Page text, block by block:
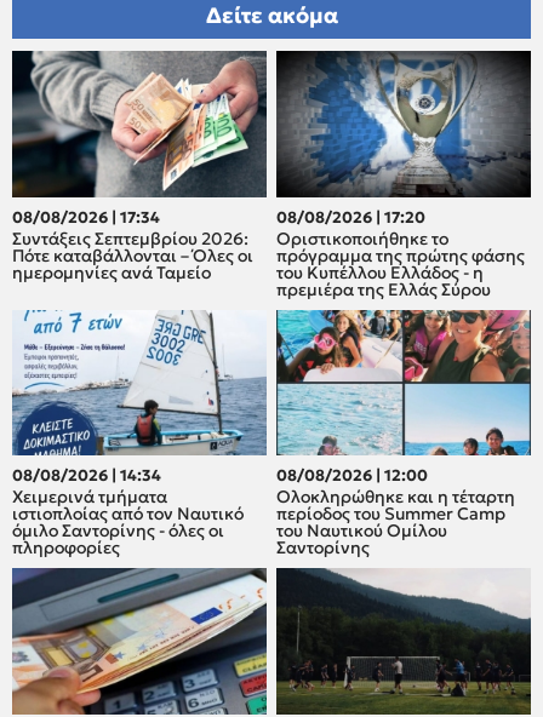
Δείτε ακόμα
08/08/2026 | 17:34
Συντάξεις Σεπτεμβρίου 2026:
Πότε καταβάλλονται – Όλες οι
ημερομηνίες ανά Ταμείο
08/08/2026 | 17:20
Οριστικοποιήθηκε το
πρόγραμμα της πρώτης φάσης
του Κυπέλλου Ελλάδος - η
πρεμιέρα της Ελλάς Σύρου
08/08/2026 | 14:34
Χειμερινά τμήματα
ιστιοπλοίας από τον Ναυτικό
όμιλο Σαντορίνης - όλες οι
πληροφορίες
08/08/2026 | 12:00
Oλοκληρώθηκε και η τέταρτη
περίοδος του Summer Camp
του Ναυτικού Ομίλου
Σαντορίνης